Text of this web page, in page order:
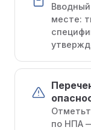
месте:
по НПА